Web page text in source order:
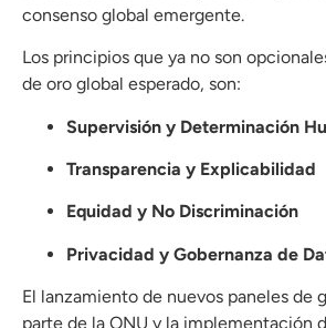
consenso global emergente.
Los principios que ya no son
de oro global esperado, son:
Supervisión y Determinación
Transparencia y Explicabilidad
Equidad y No Discriminación
Privacidad y Gobernanza de
El lanzamiento de nuevos paneles de
parte de la ONU y la implementación